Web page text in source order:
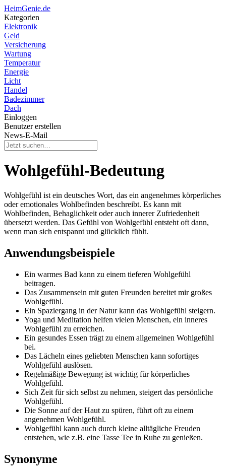
HeimGenie.de
Kategorien
Elektronik
Geld
Versicherung
Wartung
Temperatur
Energie
Licht
Handel
Badezimmer
Dach
Einloggen
Benutzer erstellen
News-E-Mail
Wohlgefühl-Bedeutung
Wohlgefühl ist ein deutsches Wort, das ein angenehmes körperliches
oder emotionales Wohlbefinden beschreibt. Es kann mit
Wohlbefinden, Behaglichkeit oder auch innerer Zufriedenheit
übersetzt werden. Das Gefühl von Wohlgefühl entsteht oft dann,
wenn man sich entspannt und glücklich fühlt.
Anwendungsbeispiele
Ein warmes Bad kann zu einem tieferen Wohlgefühl
beitragen.
Das Zusammensein mit guten Freunden bereitet mir großes
Wohlgefühl.
Ein Spaziergang in der Natur kann das Wohlgefühl steigern.
Yoga und Meditation helfen vielen Menschen, ein inneres
Wohlgefühl zu erreichen.
Ein gesundes Essen trägt zu einem allgemeinen Wohlgefühl
bei.
Das Lächeln eines geliebten Menschen kann sofortiges
Wohlgefühl auslösen.
Regelmäßige Bewegung ist wichtig für körperliches
Wohlgefühl.
Sich Zeit für sich selbst zu nehmen, steigert das persönliche
Wohlgefühl.
Die Sonne auf der Haut zu spüren, führt oft zu einem
angenehmen Wohlgefühl.
Wohlgefühl kann auch durch kleine alltägliche Freuden
entstehen, wie z.B. eine Tasse Tee in Ruhe zu genießen.
Synonyme